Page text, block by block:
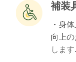
補装
・身
向上
します